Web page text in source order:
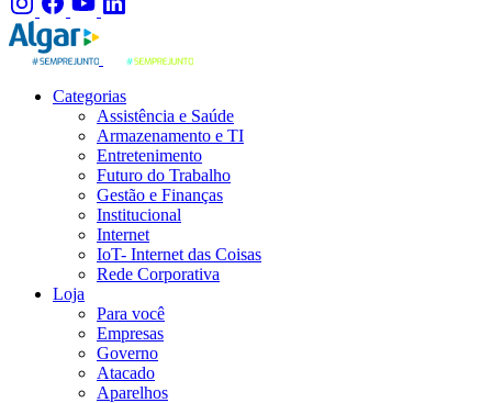
Categorias
Assistência e Saúde
Armazenamento e TI
Entretenimento
Futuro do Trabalho
Gestão e Finanças
Institucional
Internet
IoT- Internet das Coisas
Rede Corporativa
Loja
Para você
Empresas
Governo
Atacado
Aparelhos